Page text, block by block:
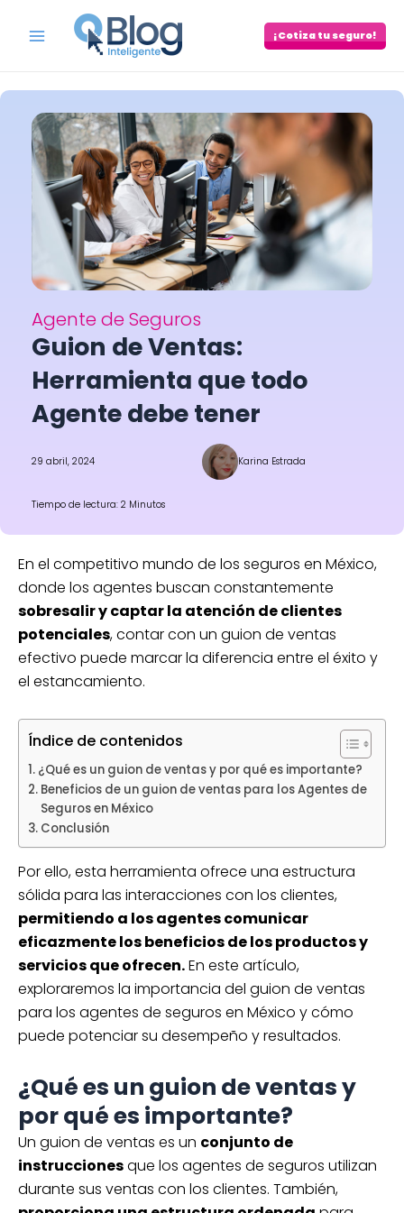
Menu
¡Cotiza tu seguro!
Agente de Seguros
Guion de Ventas:
Herramienta que todo
Agente debe tener
29 abril, 2024 Karina Estrada
Tiempo de lectura: 2 Minutos
En el competitivo mundo de los seguros en México,
donde los agentes buscan constantemente
sobresalir y captar la atención de clientes
potenciales, contar con un guion de ventas
efectivo puede marcar la diferencia entre el éxito y
el estancamiento.
Índice de contenidos
¿Qué es un guion de ventas y por qué es importante?
Beneficios de un guion de ventas para los Agentes de
Seguros en México
Conclusión
Por ello, esta herramienta ofrece una estructura
sólida para las interacciones con los clientes,
permitiendo a los agentes comunicar
eficazmente los beneficios de los productos y
servicios que ofrecen.En este artículo,
exploraremos la importancia del guion de ventas
para los agentes de seguros en México y cómo
puede potenciar su desempeño y resultados.
¿Qué es un guion de ventas y
por qué es importante?
Un guion de ventas es un conjunto de
instruccionesque los agentes de seguros utilizan
durante sus ventas con los clientes. También,